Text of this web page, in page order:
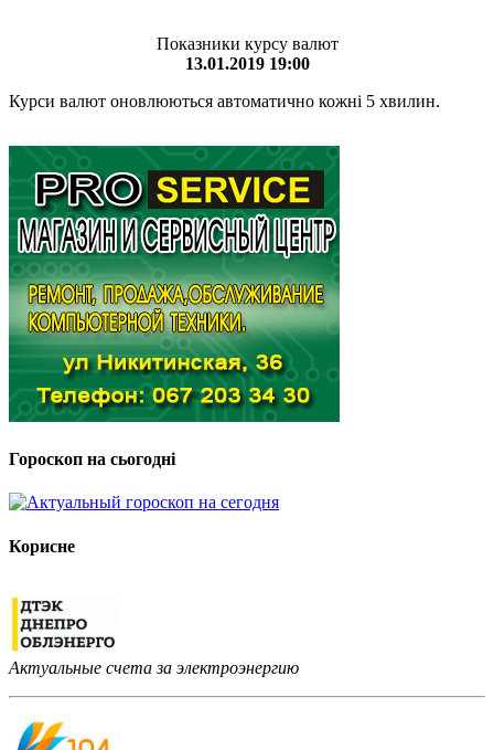
Показники курсу валют
13.01.2019 19:00
Курси валют оновлюються автоматично кожні 5 хвилин.
Гороскоп на сьогодні
Корисне
Актуальные счета за электроэнергию